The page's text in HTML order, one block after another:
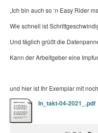
„Ich bin auch so ‘n Easy Rider
Wie schnell ist
Und täglich grüßt die
Kann der Arbeitgeber eine
und hier ist Ihr Exemplar mit
In_takt-04-2021_.pdf